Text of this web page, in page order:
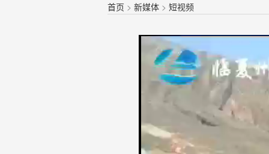
首页 >新媒体 >短视频